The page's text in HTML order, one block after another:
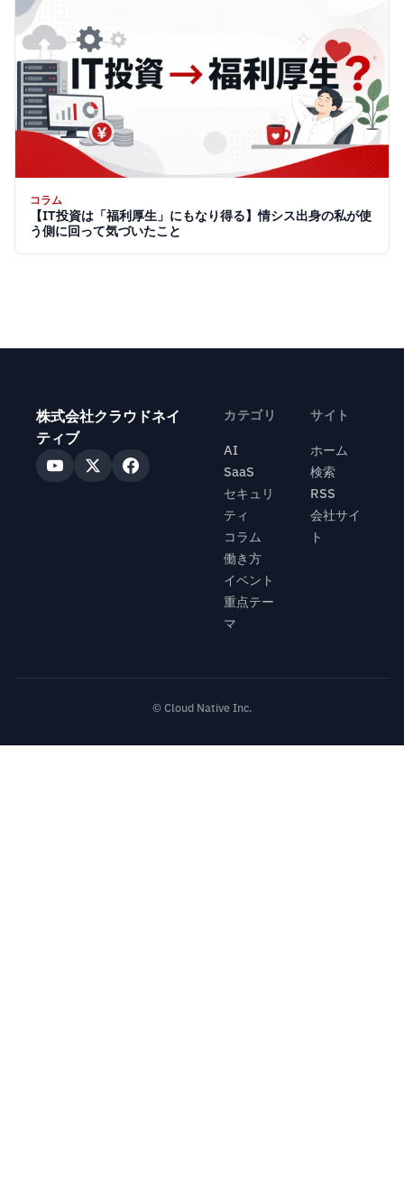
コラム
【IT投資は「福利厚生」にもなり得る】情シス出身の私が使
う側に回って気づいたこと
株式会社クラウドネイ
ティブ
カテゴリ
AI
SaaS
セキュリ
ティ
コラム
働き方
イベント
重点テー
マ
サイト
ホーム
検索
RSS
会社サイ
ト
© Cloud Native Inc.